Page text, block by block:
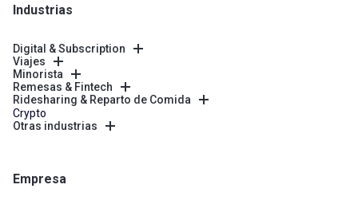
Industrias
Digital & Subscription
Viajes
Minorista
Remesas & Fintech
Ridesharing & Reparto de Comida
Crypto
Otras industrias
Empresa